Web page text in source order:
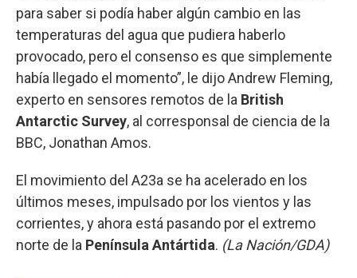
para saber si podía haber algún cambio en las
temperaturas del agua que pudiera haberlo
provocado, pero el consenso es que simplemente
había llegado el momento”, le dijo Andrew Fleming,
experto en sensores remotos de la British
Antarctic Survey, al corresponsal de ciencia de la
BBC, Jonathan Amos.
El movimiento del A23a se ha acelerado en los
últimos meses, impulsado por los vientos y las
corrientes, y ahora está pasando por el extremo
norte de la Península Antártida. (La Nación/GDA)